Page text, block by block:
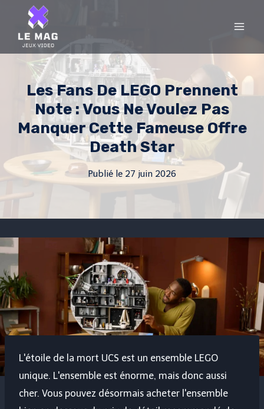
content
Les Fans De LEGO Prennent
Note : Vous Ne Voulez Pas
Manquer Cette Fameuse Offre
Death Star
Publié le 27 juin 2026
L'étoile de la mort UCS est un ensemble LEGO
unique. L'ensemble est énorme, mais donc aussi
cher. Vous pouvez désormais acheter l'ensemble